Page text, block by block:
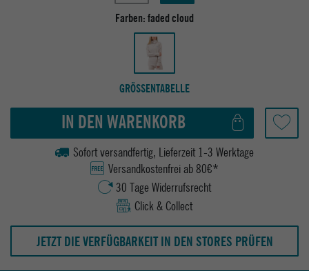
Farben:faded cloud
GRÖSSENTABELLE
IN DEN WARENKORB
Sofort versandfertig, Lieferzeit 1-3 Werktage
Versandkostenfrei ab 80€*
30 Tage Widerrufsrecht
Click & Collect
JETZT DIE VERFÜGBARKEIT IN DEN STORES PRÜFEN